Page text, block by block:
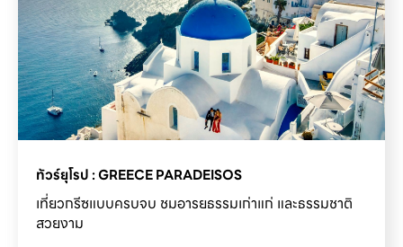
เที่ยวกรีซแบบครบจบ ชมอารยธรรมเก่าแก่ และธรรมชาติ
สวยงาม